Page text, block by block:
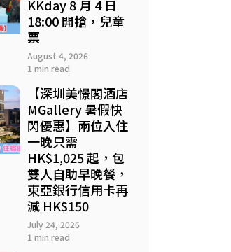
KKday 8 月 4 日
18:00 開搶，兒童
票
August 4, 2026
1 min read
【深圳美憬閣酒店
MGallery 暑假快
閃優惠】兩位入住
一晚只需
HK$1,025 起，包
雙人自助早晚餐，
東亞銀行信用卡再
減 HK$150
July 24, 2026
1 min read